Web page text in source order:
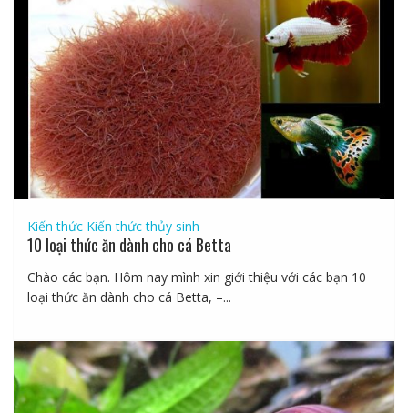
Kiến thức Kiến thức thủy sinh
10 loại thức ăn dành cho cá Betta
Chào các bạn. Hôm nay mình xin giới thiệu với các bạn 10
loại thức ăn dành cho cá Betta, –...